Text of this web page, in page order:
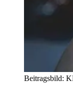
Beitragsbild: